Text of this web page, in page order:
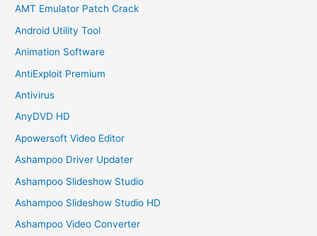
AMT Emulator Patch Crack
Android Utility Tool
Animation Software
AntiExploit Premium
Antivirus
AnyDVD HD
Apowersoft Video Editor
Ashampoo Driver Updater
Ashampoo Slideshow Studio
Ashampoo Slideshow Studio HD
Ashampoo Video Converter